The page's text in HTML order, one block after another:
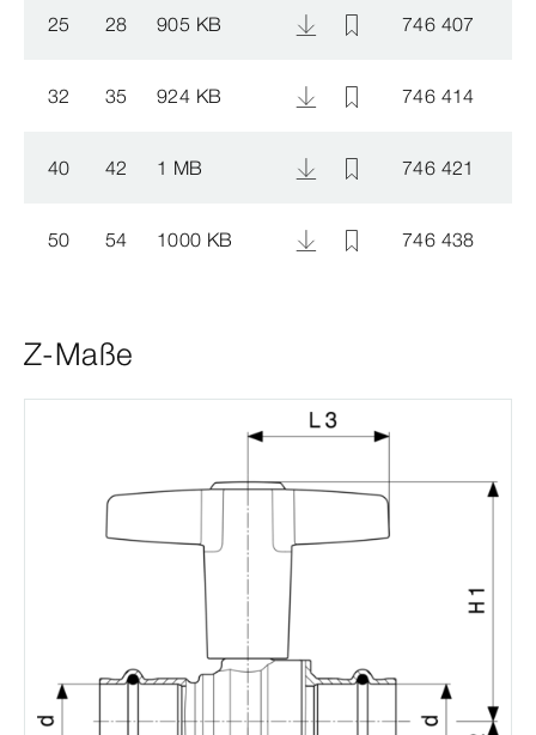
25 28 905 KB 746 407
32 35 924 KB 746 414
40 42 1 MB 746 421
50 54 1000 KB 746 438
Z-Maße